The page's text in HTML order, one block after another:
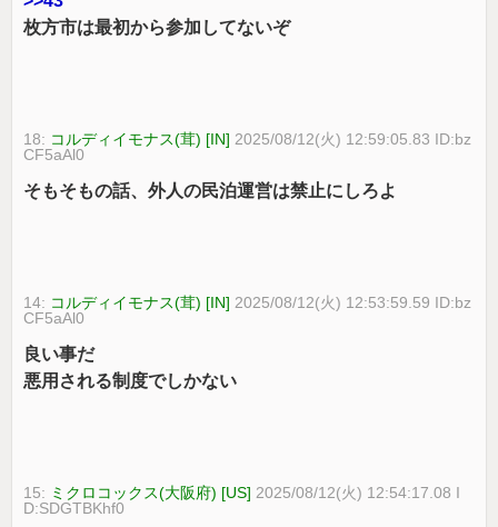
枚方市は最初から参加してないぞ
18: コルディイモナス(茸) [IN] 2025/08/12(火) 12:59:05.83 ID:bz
CF5aAl0
そもそもの話、外人の民泊運営は禁止にしろよ
14: コルディイモナス(茸) [IN] 2025/08/12(火) 12:53:59.59 ID:bz
CF5aAl0
良い事だ
悪用される制度でしかない
15: ミクロコックス(大阪府) [US] 2025/08/12(火) 12:54:17.08 I
D:SDGTBKhf0